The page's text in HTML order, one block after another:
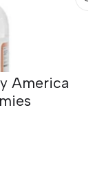
America